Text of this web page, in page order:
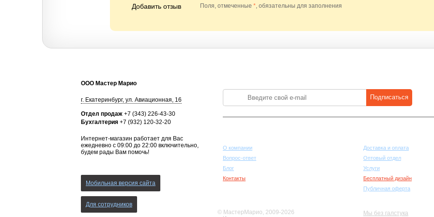
Добавить отзыв Поля, отмеченные *, обязательны для заполнения
ООО Мастер Марио
г. Екатеринбург, ул. Авиационная, 16
Отдел продаж +7 (343) 226-43-30
Бухгалтерия +7 (932) 120-32-20
Интернет-магазин работает для Вас
ежедневно с 09:00 до 22:00 включительно,
будем рады Вам помочь!
Мобильная версия сайта
Для сотрудников
Подписаться
О компании
Вопрос-ответ
Блог
Контакты
Доставка и оплата
Оптовый отдел
Услуги
Бесплатный дизайн
Публичная оферта
© МастерМарио, 2009-2026 Мы без галстука